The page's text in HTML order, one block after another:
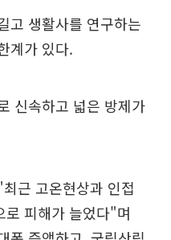
고 생활사를 연구하는
계가 있다.
신속하고 넓은 방제가
근 고온현상과 인접
로 피해가 늘었다"며